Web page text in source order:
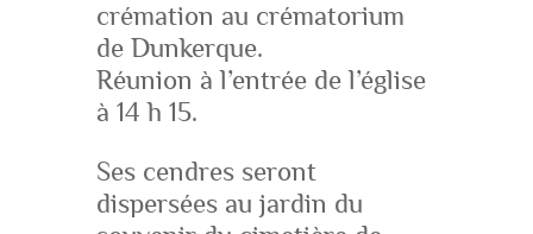
crémation au crématorium
de Dunkerque.
Réunion à l’entrée de l’église
à 14 h 15.
Ses cendres seront
dispersées au jardin du